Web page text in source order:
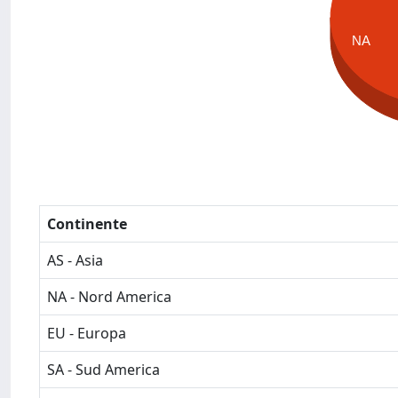
NA
Continente
AS - Asia
NA - Nord America
EU - Europa
SA - Sud America